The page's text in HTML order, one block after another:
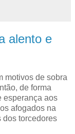
alento e
motivos de sobra
de forma
esperança aos
afogados na
dos torcedores